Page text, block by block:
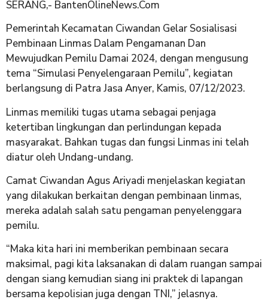
SERANG,- BantenOlineNews.Com
Pemerintah Kecamatan Ciwandan Gelar Sosialisasi
Pembinaan Linmas Dalam Pengamanan Dan
Mewujudkan Pemilu Damai 2024, dengan mengusung
tema “Simulasi Penyelengaraan Pemilu”, kegiatan
berlangsung di Patra Jasa Anyer, Kamis, 07/12/2023.
Linmas memiliki tugas utama sebagai penjaga
ketertiban lingkungan dan perlindungan kepada
masyarakat. Bahkan tugas dan fungsi Linmas ini telah
diatur oleh Undang-undang.
Camat Ciwandan Agus Ariyadi menjelaskan kegiatan
yang dilakukan berkaitan dengan pembinaan linmas,
mereka adalah salah satu pengaman penyelenggara
pemilu.
“Maka kita hari ini memberikan pembinaan secara
maksimal, pagi kita laksanakan di dalam ruangan sampai
dengan siang kemudian siang ini praktek di lapangan
bersama kepolisian juga dengan TNI,” jelasnya.